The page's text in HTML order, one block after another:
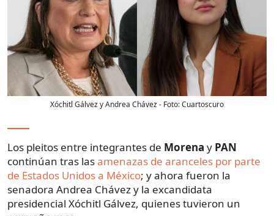
Xóchitl Gálvez y Andrea Chávez- Foto:Cuartoscuro
Los pleitos entre integrantes de Morena y PAN
continúan tras lasamenazas de aranceles por parte
de Estados Unidos a México; y ahora fueron la
senadora Andrea Chávez y la excandidata
presidencial Xóchitl Gálvez, quienes tuvieron un